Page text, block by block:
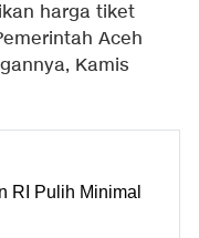
harga tiket
Aceh
Kamis
RI Pulih Minimal